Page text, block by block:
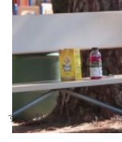
すごい動画